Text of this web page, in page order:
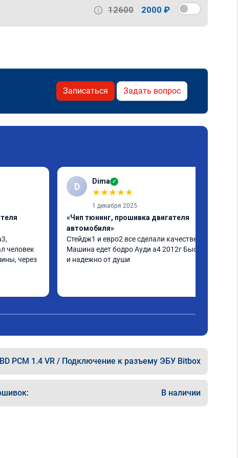
12600 2000 ₽
Записаться Задать вопрос
человек
через
по
D Dima ✓
★★★★★
1 декабря 2025
«Чип тюнинг, прошивка двигателя
автомобиля»
Стейдж1 и евро2 все сделали качественно.
Машина едет бодро Ауди а4 2012г Быстро
и надежно от души
PCM 1.4 VR / Подключение к разъему ЭБУ Bitbox
В наличии